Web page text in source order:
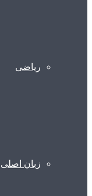
ریاضی
زبان اصلی